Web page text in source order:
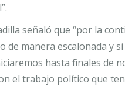
señaló que “por la
de manera escalonada
hasta finales de
el trabajo político que